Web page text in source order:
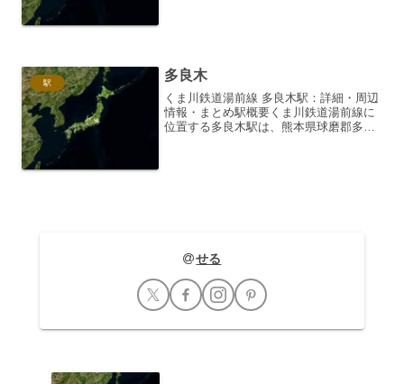
駅 多良木
くま川鉄道湯前線 多良木駅：詳細・周辺
情報・まとめ駅概要くま川鉄道湯前線に
位置する多良木駅は、熊本県球磨郡多良
せる